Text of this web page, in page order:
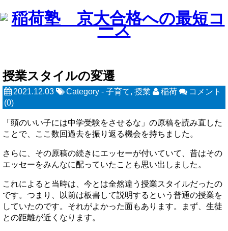
授業スタイルの変遷
2021.12.03 Category - 子育て, 授業 稲荷
コメント
(0)
「頭のいい子には中学受験をさせるな」の原稿を読み直した
ことで、ここ数回過去を振り返る機会を持ちました。
さらに、その原稿の続きにエッセーが付いていて、昔はその
エッセーをみんなに配っていたことも思い出しました。
これによると当時は、今とは全然違う授業スタイルだったの
です。つまり、以前は板書して説明するという普通の授業を
していたのです。それがよかった面もあります。まず、生徒
との距離が近くなります。